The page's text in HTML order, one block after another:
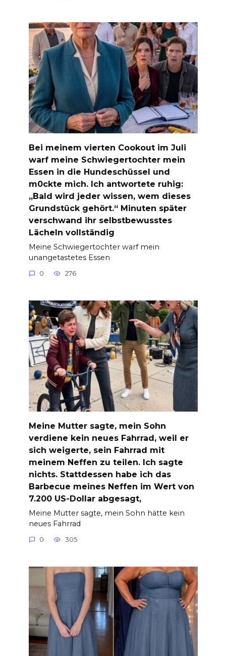
Bei meinem vierten Cookout im Juli
warf meine Schwiegertochter mein
Essen in die Hundeschüssel und
m0ckte mich. Ich antwortete ruhig:
„Bald wird jeder wissen, wem dieses
Grundstück gehört.“ Minuten später
verschwand ihr selbstbewusstes
Lächeln vollständig
Meine Schwiegertochter warf mein
unangetastetes Essen
0 276
Meine Mutter sagte, mein Sohn
verdiene kein neues Fahrrad, weil er
sich weigerte, sein Fahrrad mit
meinem Neffen zu teilen. Ich sagte
nichts. Stattdessen habe ich das
Barbecue meines Neffen im Wert von
7.200 US-Dollar abgesagt,
Meine Mutter sagte, mein Sohn hätte kein
neues Fahrrad
0 305